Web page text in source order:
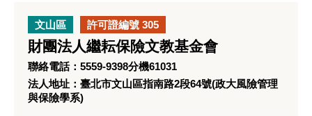
文山區 許可證編號 305
財團法人繼耘保險文教基金會
聯絡電話：5559-9398分機61031
法人地址：臺北市文山區指南路2段64號(政大風險管理
與保險學系)